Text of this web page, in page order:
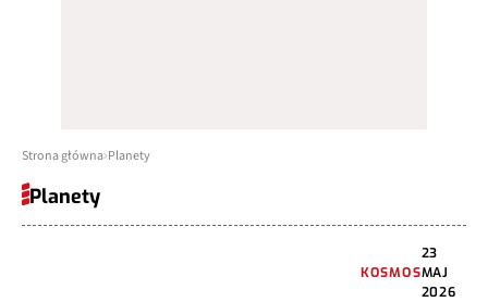
Strona główna Planety
Planety
KOSMOS
23
MAJ
2026